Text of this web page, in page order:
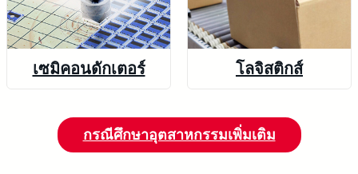
เซมิคอนดักเตอร์ โลจิสติกส์
กรณีศึกษาอุตสาหกรรมเพิ่มเติม